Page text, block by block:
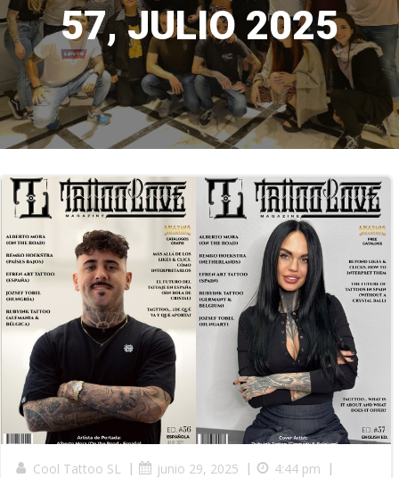
57, JULIO 2025
Cool Tattoo SL | junio 29, 2025 | 4:44 pm
|